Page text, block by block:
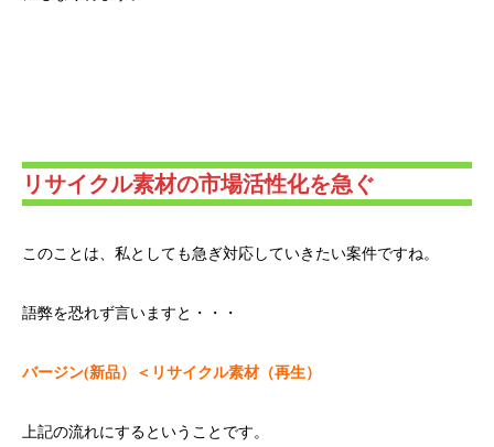
リサイクル素材の市場活性化を急ぐ
このことは、私としても急ぎ対応していきたい案件ですね。
語弊を恐れず言いますと・・・
バージン(新品）＜リサイクル素材（再生）
上記の流れにするということです。